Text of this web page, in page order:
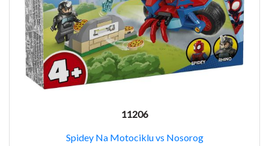
11206
Spidey Na Motociklu vs Nosorog